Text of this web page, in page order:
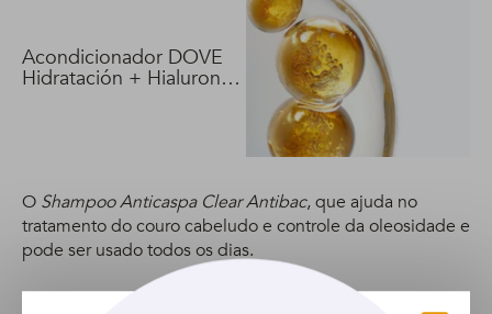
Acondicionador DOVE
Hidratación + Hialuron
O Shampoo Anticaspa Clear Antibac, que ajuda no
tratamento do couro cabeludo e controle da oleosidade e
pode ser usado todos os dias.